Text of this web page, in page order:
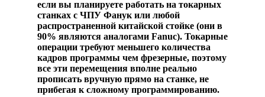
если вы планируете работать на токарных
станках с ЧПУ Фанук или любой
распространенной китайской стойке (они в
90% являются аналогами Fanuc). Токарные
операции требуют меньшего количества
кадров программы чем фрезерные, поэтому
все эти перемещения вполне реально
прописать вручную прямо на станке, не
прибегая к сложному программированию.